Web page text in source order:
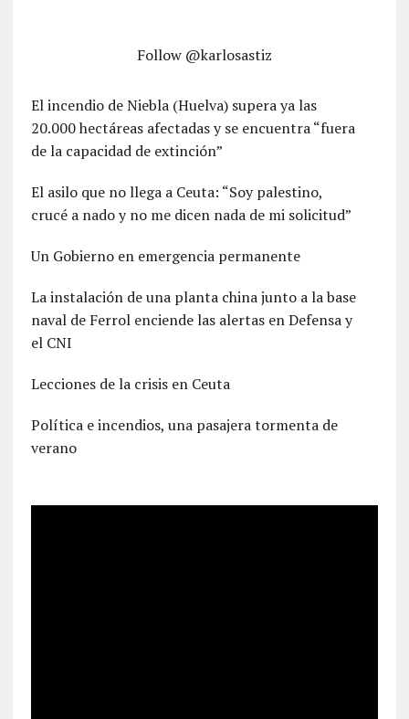
Follow @karlosastiz
El incendio de Niebla (Huelva) supera ya las
20.000 hectáreas afectadas y se encuentra “fuera
de la capacidad de extinción”
El asilo que no llega a Ceuta: “Soy palestino,
crucé a nado y no me dicen nada de mi solicitud”
Un Gobierno en emergencia permanente
La instalación de una planta china junto a la base
naval de Ferrol enciende las alertas en Defensa y
el CNI
Lecciones de la crisis en Ceuta
Política e incendios, una pasajera tormenta de
verano